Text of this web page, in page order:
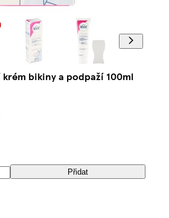
bikiny a podpaží 100ml
Přidat